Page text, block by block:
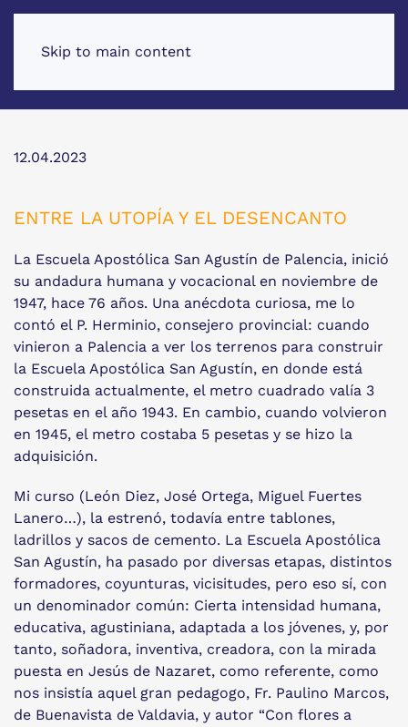
Skip to main content
12.04.2023
ENTRE LA UTOPÍA Y EL DESENCANTO
La Escuela Apostólica San Agustín de Palencia, inició
su andadura humana y vocacional en noviembre de
1947, hace 76 años. Una anécdota curiosa, me lo
contó el P. Herminio, consejero provincial: cuando
vinieron a Palencia a ver los terrenos para construir
la Escuela Apostólica San Agustín, en donde está
construida actualmente, el metro cuadrado valía 3
pesetas en el año 1943. En cambio, cuando volvieron
en 1945, el metro costaba 5 pesetas y se hizo la
adquisición.
Mi curso (León Diez, José Ortega, Miguel Fuertes
Lanero…), la estrenó, todavía entre tablones,
ladrillos y sacos de cemento. La Escuela Apostólica
San Agustín, ha pasado por diversas etapas, distintos
formadores, coyunturas, vicisitudes, pero eso sí, con
un denominador común: Cierta intensidad humana,
educativa, agustiniana, adaptada a los jóvenes, y, por
tanto, soñadora, inventiva, creadora, con la mirada
puesta en Jesús de Nazaret, como referente, como
nos insistía aquel gran pedagogo, Fr. Paulino Marcos,
de Buenavista de Valdavia, y autor “Con flores a